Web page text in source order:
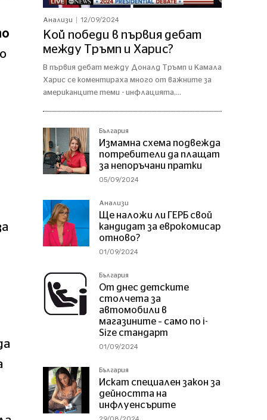
Анализи 12/09/2024
Кой победи в първия дебат
между Тръмп и Харис?
В първия дебат между Доналд Тръмп и Камала
Харис се коментираха много от важните за
американците теми - инфлацията,...
България
Измамна схема подвежда
потребители да плащат
за непоръчани пратки
05/09/2024
Анализи
Ще наложи ли ГЕРБ свой
кандидат за еврокомисар
отново?
01/09/2024
България
От днес детските
столчета за
автомобили в
магазините – само по i-
Size стандарт
01/09/2024
България
Искат специален закон за
дейността на
инфлуенсърите